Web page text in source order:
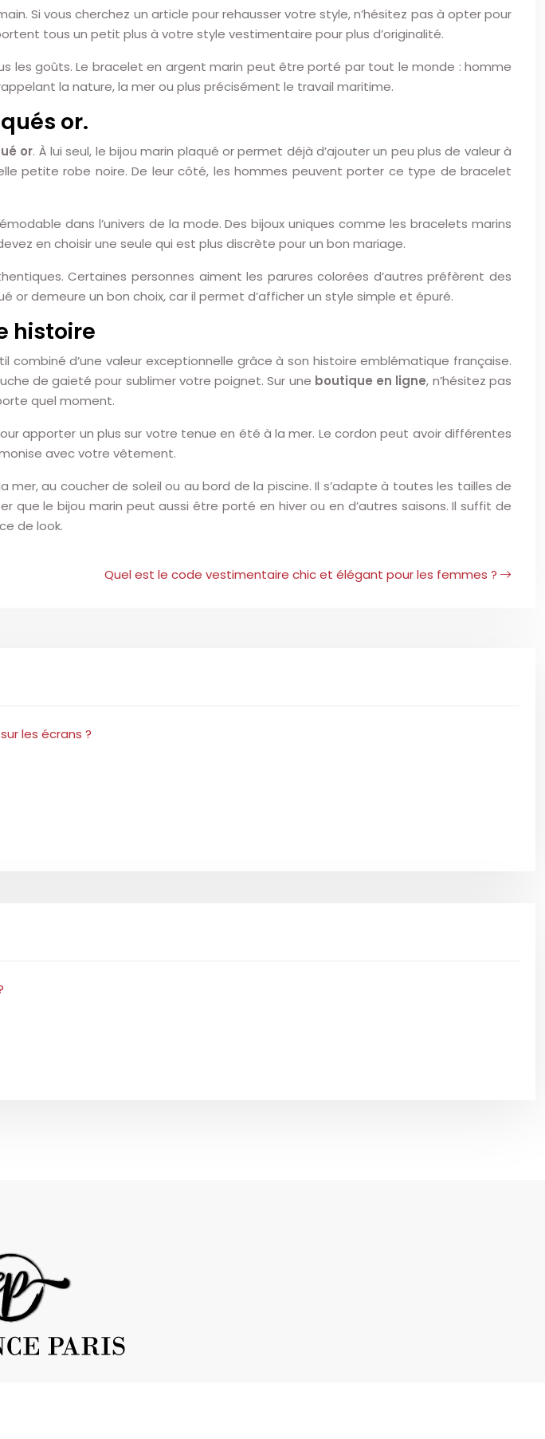
Si vous cherchez un article pour rehausser votre style, n’hésitez pas à opter pour
tous un petit plus à votre style vestimentaire pour plus d’originalité.
les goûts. Le bracelet en argent marin peut être porté par tout le monde : homme
la nature, la mer ou plus précisément le travail maritime.
or.
or. À lui seul, le bijou marin plaqué or permet déjà d’ajouter un peu plus de valeur à
petite robe noire. De leur côté, les hommes peuvent porter ce type de bracelet
dans l’univers de la mode. Des bijoux uniques comme les bracelets marins
en choisir une seule qui est plus discrète pour un bon mariage.
Certaines personnes aiment les parures colorées d’autres préfèrent des
or demeure un bon choix, car il permet d’afficher un style simple et épuré.
histoire
d’une valeur exceptionnelle grâce à son histoire emblématique française.
de gaieté pour sublimer votre poignet. Sur une boutique en ligne, n’hésitez pas
quel moment.
apporter un plus sur votre tenue en été à la mer. Le cordon peut avoir différentes
avec votre vêtement.
mer, au coucher de soleil ou au bord de la piscine. Il s’adapte à toutes les tailles de
le bijou marin peut aussi être porté en hiver ou en d’autres saisons. Il suffit de
de look.
Quel est le code vestimentaire chic et élégant pour les femmes ?
les écrans ?